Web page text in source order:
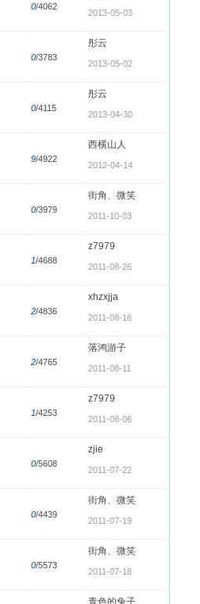
0/4062
2013-05-03
0/3783
彤云
2013-05-02
0/4115
彤云
2013-04-30
9/4922
西横山人
2012-04-14
0/3979
街角、微笑
2011-10-03
1/4688
z7979
2011-08-26
2/4836
xhzxjja
2011-08-16
2/4765
落鸿游子
2011-08-11
1/4253
z7979
2011-08-06
0/5608
zjie
2011-07-22
0/4439
街角、微笑
2011-07-19
0/5573
街角、微笑
2011-07-18
青色的兔子